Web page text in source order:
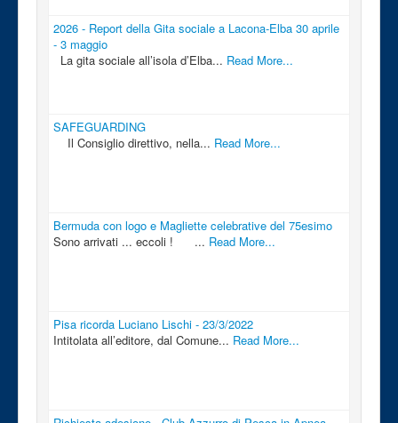
2026 - Report della Gita sociale a Lacona-Elba 30 aprile
- 3 maggio
La gita sociale all’isola d’Elba... Read More...
SAFEGUARDING
Il Consiglio direttivo, nella... Read More...
Bermuda con logo e Magliette celebrative del 75esimo
Sono arrivati ... eccoli ! ... Read More...
Pisa ricorda Luciano Lischi - 23/3/2022
Intitolata all’editore, dal Comune... Read More...